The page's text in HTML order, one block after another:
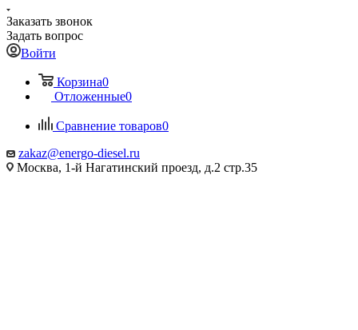
Заказать звонок
Задать вопрос
Войти
Корзина0
Отложенные0
Сравнение товаров0
zakaz@energo-diesel.ru
Москва, 1-й Нагатинский проезд, д.2 стр.35